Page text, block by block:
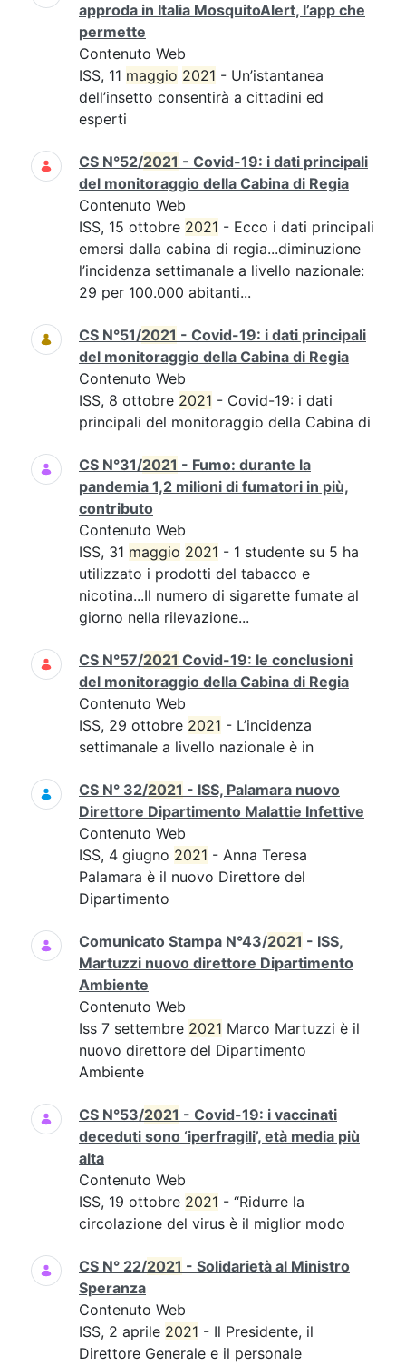
approda in Italia MosquitoAlert, l’app che
permette
Contenuto Web
ISS, 11 maggio 2021 - Un’istantanea
dell’insetto consentirà a cittadini ed
esperti
CS N°52/2021 - Covid-19: i dati principali
del monitoraggio della Cabina di Regia
Contenuto Web
ISS, 15 ottobre 2021 - Ecco i dati principali
emersi dalla cabina di regia...diminuzione
l’incidenza settimanale a livello nazionale:
29 per 100.000 abitanti...
CS N°51/2021 - Covid-19: i dati principali
del monitoraggio della Cabina di Regia
Contenuto Web
ISS, 8 ottobre 2021 - Covid-19: i dati
principali del monitoraggio della Cabina di
CS N°31/2021 - Fumo: durante la
pandemia 1,2 milioni di fumatori in più,
contributo
Contenuto Web
ISS, 31 maggio 2021 - 1 studente su 5 ha
utilizzato i prodotti del tabacco e
nicotina...Il numero di sigarette fumate al
giorno nella rilevazione...
CS N°57/2021 Covid-19: le conclusioni
del monitoraggio della Cabina di Regia
Contenuto Web
ISS, 29 ottobre 2021 - L’incidenza
settimanale a livello nazionale è in
CS N° 32/2021 - ISS, Palamara nuovo
Direttore Dipartimento Malattie Infettive
Contenuto Web
ISS, 4 giugno 2021 - Anna Teresa
Palamara è il nuovo Direttore del
Dipartimento
Comunicato Stampa N°43/2021 - ISS,
Martuzzi nuovo direttore Dipartimento
Ambiente
Contenuto Web
Iss 7 settembre 2021 Marco Martuzzi è il
nuovo direttore del Dipartimento
Ambiente
CS N°53/2021 - Covid-19: i vaccinati
deceduti sono ‘iperfragili’, età media più
alta
Contenuto Web
ISS, 19 ottobre 2021 - “Ridurre la
circolazione del virus è il miglior modo
CS N° 22/2021 - Solidarietà al Ministro
Speranza
Contenuto Web
ISS, 2 aprile 2021 - Il Presidente, il
Direttore Generale e il personale